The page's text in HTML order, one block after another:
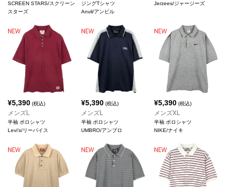
SCREEN STARS/スクリーン
スターズ
ジングTシャツ
Anvil/アンビル
Jerzees/ジャージーズ
¥5,390 (税込)
メンズL
半袖 ポロシャツ
Levi's/リーバイス
¥5,390(税込)
メンズL
半袖 ポロシャツ
UMBRO/アンブロ
¥5,390 (税込)
メンズXL
半袖 ポロシャツ
NIKE/ナイキ